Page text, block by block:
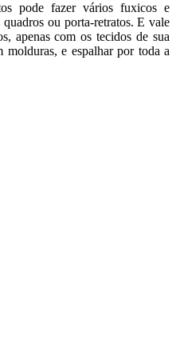
pode fazer vários fuxicos e
ou porta-retratos. E vale
apenas com os tecidos de sua
molduras, e espalhar por toda a